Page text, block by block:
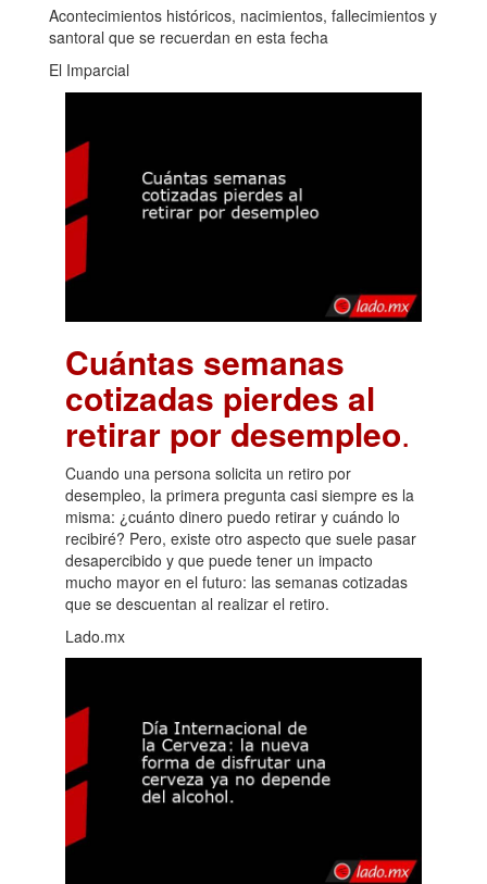
Acontecimientos históricos, nacimientos, fallecimientos y
santoral que se recuerdan en esta fecha
El Imparcial
Cuántas semanas
cotizadas pierdes al
retirar por desempleo.
Cuando una persona solicita un retiro por
desempleo, la primera pregunta casi siempre es la
misma: ¿cuánto dinero puedo retirar y cuándo lo
recibiré? Pero, existe otro aspecto que suele pasar
desapercibido y que puede tener un impacto
mucho mayor en el futuro: las semanas cotizadas
que se descuentan al realizar el retiro.
Lado.mx